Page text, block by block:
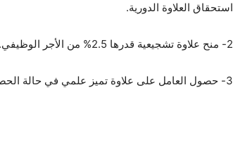
استحقاق العلاوة الدورية.
2- منح علاوة تشجيعية قدرها 2.5% من الأجر الوظيفي.
3- حصول العامل على علاوة تميز علمي في حالة الحصول على شهادة الماجستير والدكتوراه.